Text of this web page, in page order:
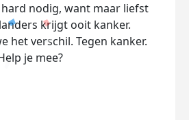
nodig, want maar liefst
krijgt ooit kanker.
het verschil. Tegen kanker.
je mee?